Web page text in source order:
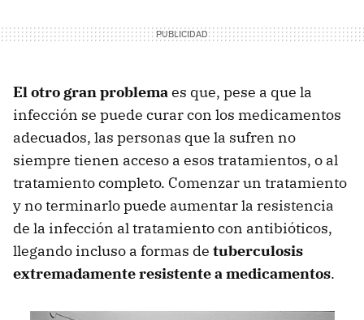
El otro gran problemaes que, pese a que la
infección se puede curar con los medicamentos
adecuados, las personas que la sufren no
siempre tienen acceso a esos tratamientos, o al
tratamiento completo. Comenzar un tratamiento
y no terminarlo puede aumentar la resistencia
de la infección al tratamiento con antibióticos,
llegando incluso a formas de tuberculosis
extremadamente resistente a medicamentos.